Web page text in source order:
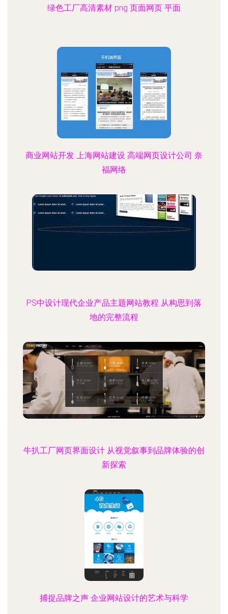
绿色工厂高清素材 png 页面网页 平面
商业网站开发 上海网站建设 高端网页设计公司 奈
福网络
PS中设计现代企业产品主题网站教程 从构思到落
地的完整流程
牛扒工厂网页界面设计 从视觉叙事到品牌体验的创
新探索
捕捉品牌之声 企业网站设计的艺术与科学